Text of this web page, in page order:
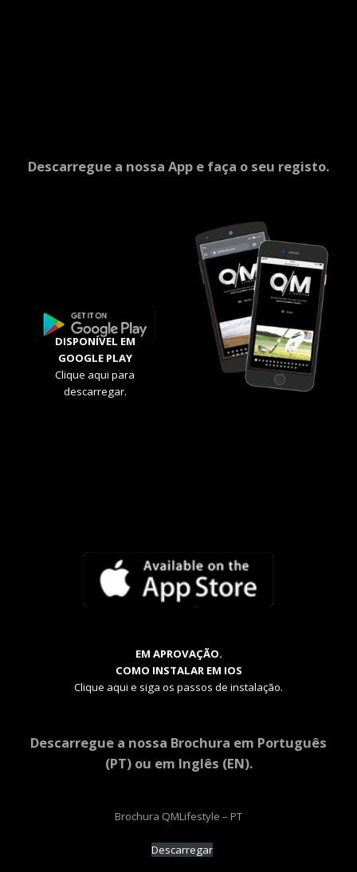
Descarregue a nossa App e faça o seu registo.
DISPONÍVEL EM
GOOGLE PLAY
Clique aqui para
descarregar.
EM APROVAÇÃO.
COMO INSTALAR EM IOS
Clique aqui e siga os passos de instalação.
Descarregue a nossa Brochura em Português
(PT) ou em Inglês (EN).
Brochura QMLifestyle – PT
Descarregar